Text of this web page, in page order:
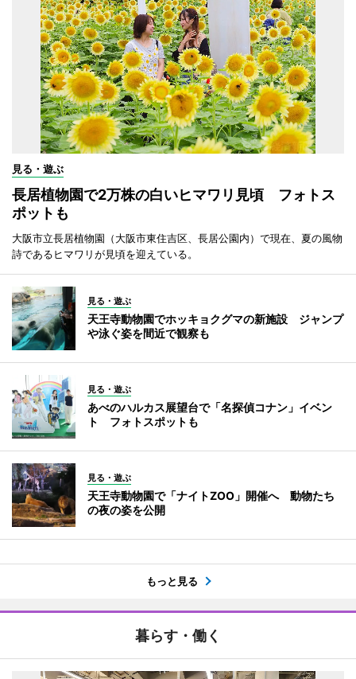
見る・遊ぶ
長居植物園で2万株の白いヒマワリ見頃 フォトス
ポットも
大阪市立長居植物園（大阪市東住吉区、長居公園内）で現在、夏の風物
詩であるヒマワリが見頃を迎えている。
見る・遊ぶ
天王寺動物園でホッキョクグマの新施設 ジャンプ
や泳ぐ姿を間近で観察も
見る・遊ぶ
あべのハルカス展望台で「名探偵コナン」イベン
ト フォトスポットも
見る・遊ぶ
天王寺動物園で「ナイトZOO」開催へ 動物たち
の夜の姿を公開
もっと見る
暮らす・働く